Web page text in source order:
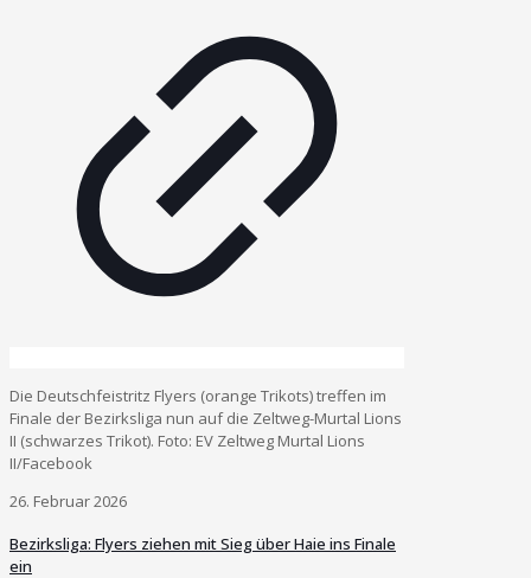
Die Deutschfeistritz Flyers (orange Trikots) treffen im
Finale der Bezirksliga nun auf die Zeltweg-Murtal Lions
II (schwarzes Trikot). Foto: EV Zeltweg Murtal Lions
II/Facebook
26. Februar 2026
Bezirksliga: Flyers ziehen mit Sieg über Haie ins Finale
ein